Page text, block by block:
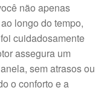
não apenas
longo do tempo,
cuidadosamente
assegura um
sem atrasos ou
o conforto e a